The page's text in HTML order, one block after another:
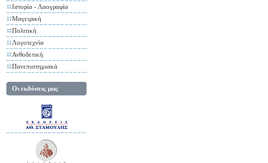
Ιστορία - Λαογραφία
Μαγειρική
Πολιτική
Λογοτεχνία
Ανθοδετική
Πανεπιστημιακά
Οι εκδόσεις μας